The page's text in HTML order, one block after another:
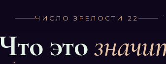
ЧИСЛО ЗРЕЛОСТИ 22
это